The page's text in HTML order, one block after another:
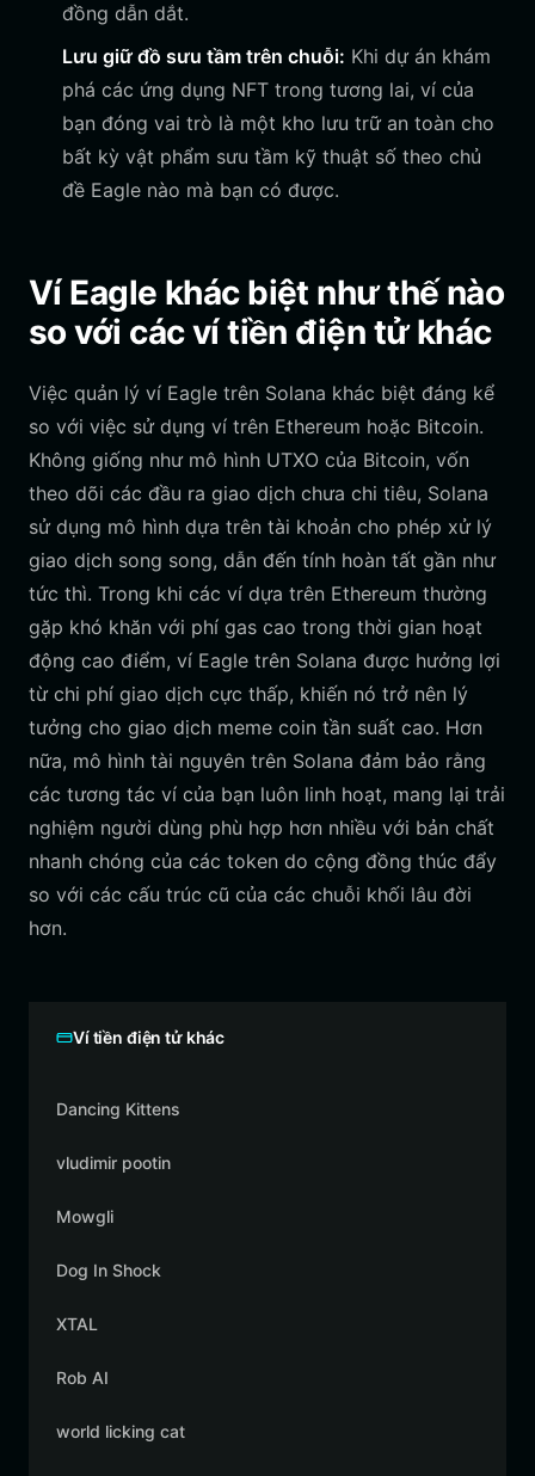
đồng dẫn dắt.
Lưu giữ đồ sưu tầm trên chuỗi: Khi dự án khám
phá các ứng dụng NFT trong tương lai, ví của
bạn đóng vai trò là một kho lưu trữ an toàn cho
bất kỳ vật phẩm sưu tầm kỹ thuật số theo chủ
đề Eagle nào mà bạn có được.
Ví Eagle khác biệt như thế nào
so với các ví tiền điện tử khác
Việc quản lý ví Eagle trên Solana khác biệt đáng kể
so với việc sử dụng ví trên Ethereum hoặc Bitcoin.
Không giống như mô hình UTXO của Bitcoin, vốn
theo dõi các đầu ra giao dịch chưa chi tiêu, Solana
sử dụng mô hình dựa trên tài khoản cho phép xử lý
giao dịch song song, dẫn đến tính hoàn tất gần như
tức thì. Trong khi các ví dựa trên Ethereum thường
gặp khó khăn với phí gas cao trong thời gian hoạt
động cao điểm, ví Eagle trên Solana được hưởng lợi
từ chi phí giao dịch cực thấp, khiến nó trở nên lý
tưởng cho giao dịch meme coin tần suất cao. Hơn
nữa, mô hình tài nguyên trên Solana đảm bảo rằng
các tương tác ví của bạn luôn linh hoạt, mang lại trải
nghiệm người dùng phù hợp hơn nhiều với bản chất
nhanh chóng của các token do cộng đồng thúc đẩy
so với các cấu trúc cũ của các chuỗi khối lâu đời
hơn.
Ví tiền điện tử khác
Dancing Kittens
vludimir pootin
Mowgli
Dog In Shock
XTAL
Rob AI
world licking cat